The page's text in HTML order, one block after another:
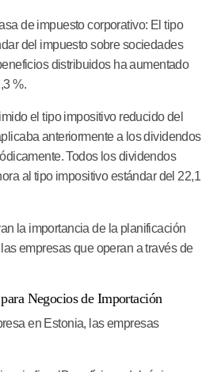
de impuesto corporativo: El tipo
del impuesto sobre sociedades
distribuidos ha aumentado
%.
el tipo impositivo reducido del
anteriormente a los dividendos
Todos los dividendos
al tipo impositivo estándar del 22,1
la importancia de la planificación
empresas que operan a través de
Negocios de Importación
en Estonia, las empresas